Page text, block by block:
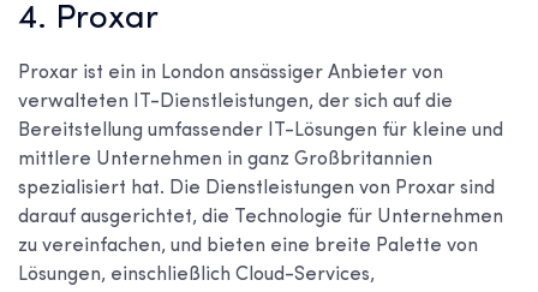
4. Proxar
Proxar ist ein in London ansässiger Anbieter von
verwalteten IT-Dienstleistungen, der sich auf die
Bereitstellung umfassender IT-Lösungen für kleine und
mittlere Unternehmen in ganz Großbritannien
spezialisiert hat. Die Dienstleistungen von Proxar sind
darauf ausgerichtet, die Technologie für Unternehmen
zu vereinfachen, und bieten eine breite Palette von
Lösungen, einschließlich Cloud-Services,